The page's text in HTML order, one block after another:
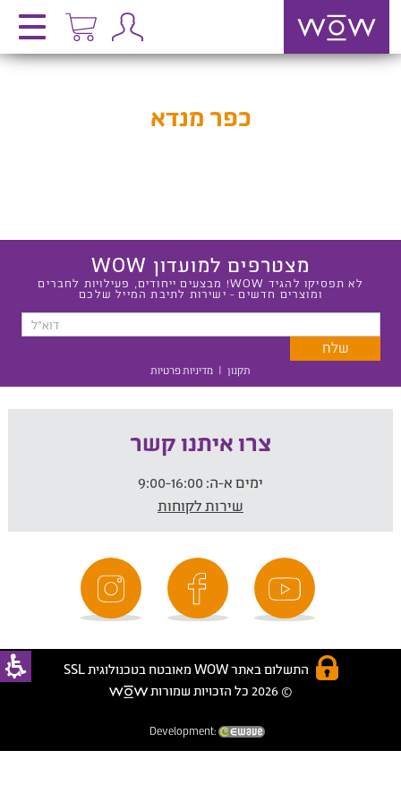
כפר מנדא
מצטרפים למועדון WOW
לא תפסיקו להגיד WOW! מבצעים ייחודים, פעילויות לחברים
ומוצרים חדשים - ישירות לתיבת המייל שלכם
תקנון | מדיניות פרטיות
צרו איתנו קשר
ימים א-ה:
שירות לקוחות
התשלום באתר WOW מאובטח בטכנולוגית SSL
© 2026 כל הזכויות שמורות
Development: